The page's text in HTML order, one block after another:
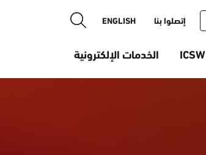
ICSW الخدمات الإلكترونية
إتصلوا بنا ENGLISH